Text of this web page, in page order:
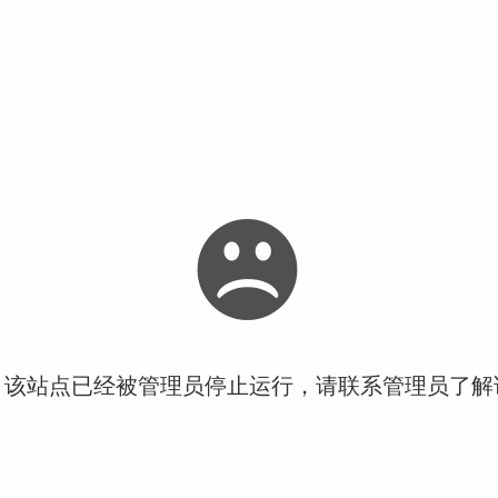
站点已经被管理员停止运行，请联系管理员了